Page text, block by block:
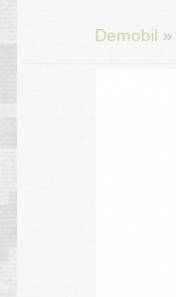
Demobil »